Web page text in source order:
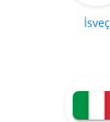
İsveç